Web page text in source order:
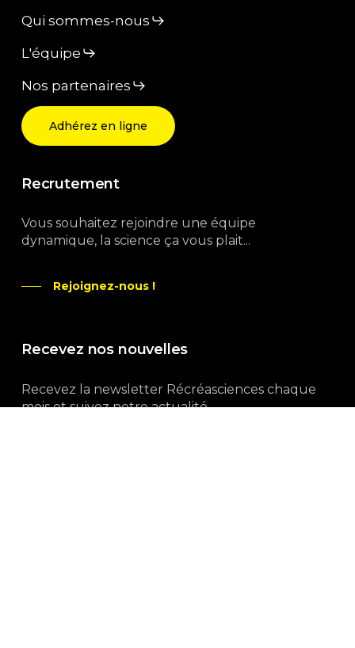
Qui sommes-nous
L'équipe
Nos partenaires
Adhérez en ligne
Recrutement
Vous souhaitez rejoindre une équipe
dynamique, la science ça vous plait...
Rejoignez-nous !
Recevez nos nouvelles
Recevez la newsletter Récréasciences chaque
mois et suivez notre actualité...